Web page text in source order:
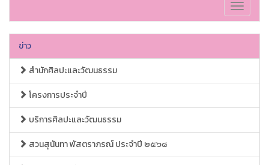
Toggle
ข่าว
สำนักศิลปะและวัฒนธรรม
โครงการประจำปี
บริการศิลปะและวัฒนธรรม
สวนสุนันทา พัสตราภรณ์ ประจำปี ๒๕๖๘